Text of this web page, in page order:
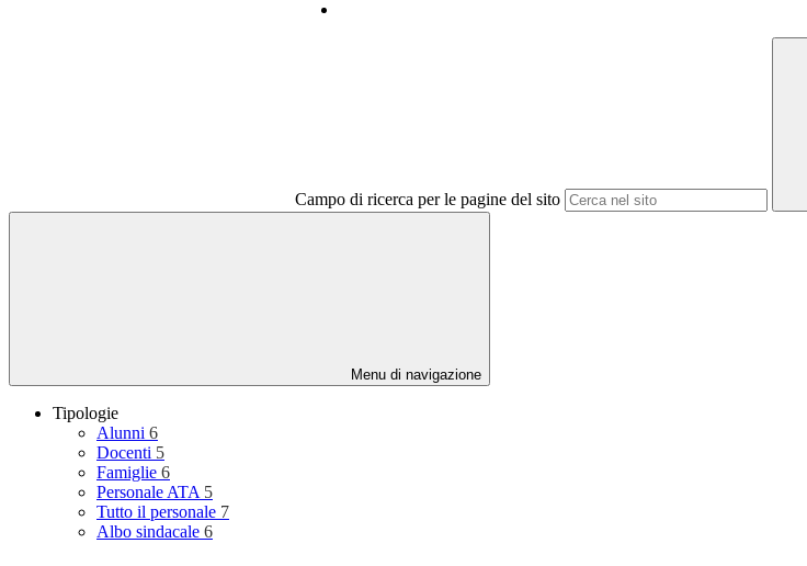
Campo di ricerca per le pagine del sito
Menu di navigazione
Tipologie
Alunni 6
Docenti 5
Famiglie 6
Personale ATA 5
Tutto il personale 7
Albo sindacale 6